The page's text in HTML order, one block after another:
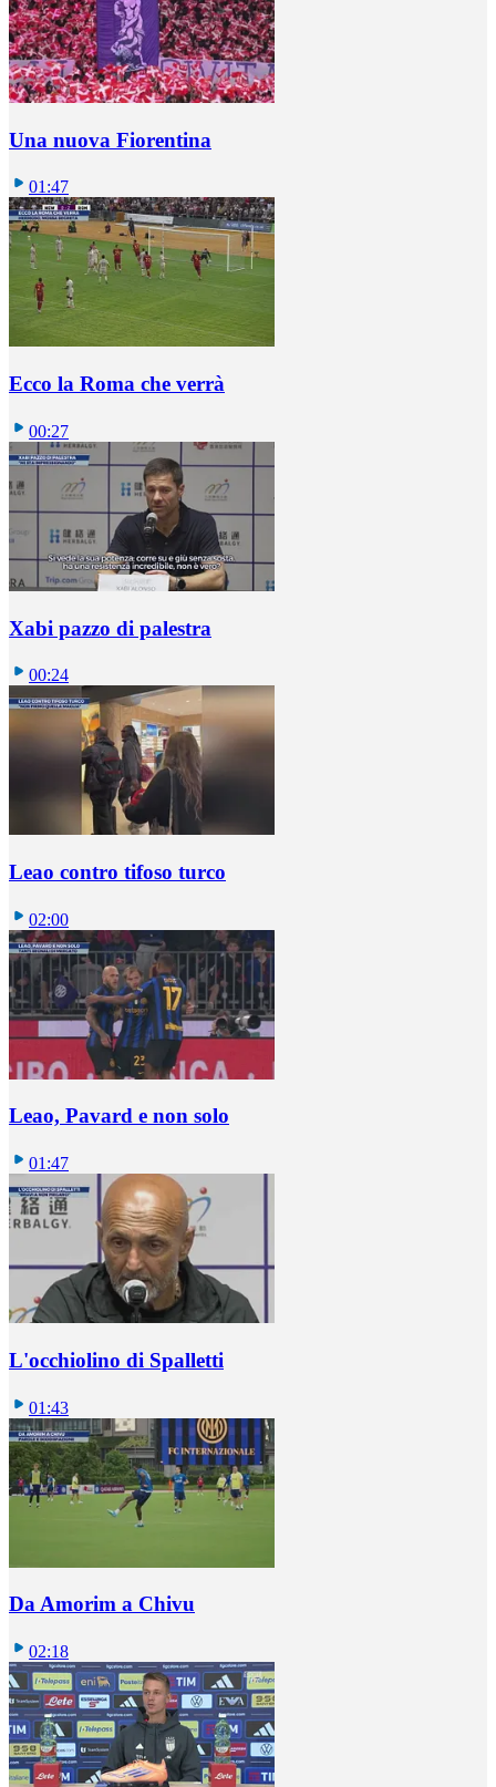
Una nuova Fiorentina
01:47
Ecco la Roma che verrà
00:27
Xabi pazzo di palestra
00:24
Leao contro tifoso turco
02:00
Leao, Pavard e non solo
01:47
L'occhiolino di Spalletti
01:43
Da Amorim a Chivu
02:18